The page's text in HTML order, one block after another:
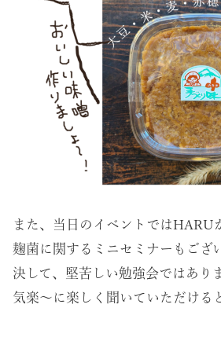
また、当日のイベントではHARU
麹菌に関するミニセミナーもござ
決して、堅苦しい勉強会ではあり
気楽～に楽しく聞いていただける